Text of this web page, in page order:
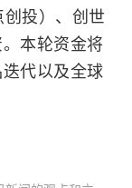
投）、创世
本轮资金将
代以及全球